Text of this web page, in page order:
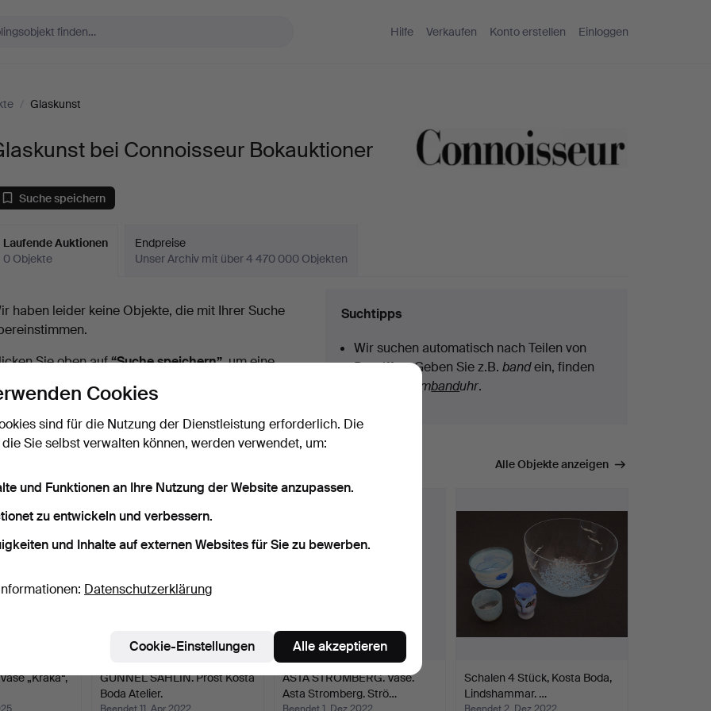
Hilfe Verkaufen Konto erstellen Einloggen
/ Glaskunst
bei Connoisseur Bokauktioner
Suche speichern
Laufende Auktionen
0 Objekte
Endpreise
Unser Archiv mit über 4 470 000 Objekten
haben leider keine Objekte, die mit Ihrer Suche
Sie oben auf“Suche speichern”, um eine
ist.
Suchtipps
Wir suchen automatisch nach Teilen von
Begriffen. Geben Sie z.B.bandein, finden
Armbanduhr.
die mit Ihrer Suche übereinstimmen. Alle Objekte anzeigen
„Kraka“,
GUNNEL SAHLIN. Prost Kosta
Boda Atelier.
Beendet 11. Apr 2022
ASTA STRÖMBERG. Vase.
Asta Stromberg. Strö…
Beendet 1. Dez 2022
Schalen 4 Stück, Kosta Boda,
Lindshammar. …
Beendet 2. Dez 2022
Cookies
sind für die Nutzung der Dienstleistung erforderlich. Die
Sie selbst verwalten können, werden verwendet, um:
und Funktionen an Ihre Nutzung der Website anzupassen.
zu entwickeln und verbessern.
und Inhalte auf externen Websites für Sie zu bewerben.
Datenschutzerklärung
Cookie-Einstellungen Alle akzeptieren